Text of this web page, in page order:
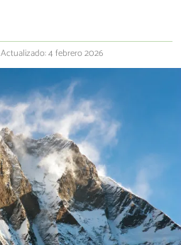
Actualizado: 4 febrero 2026